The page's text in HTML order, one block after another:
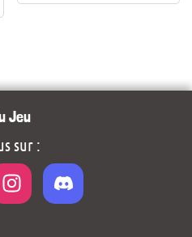
Jeu
sur :